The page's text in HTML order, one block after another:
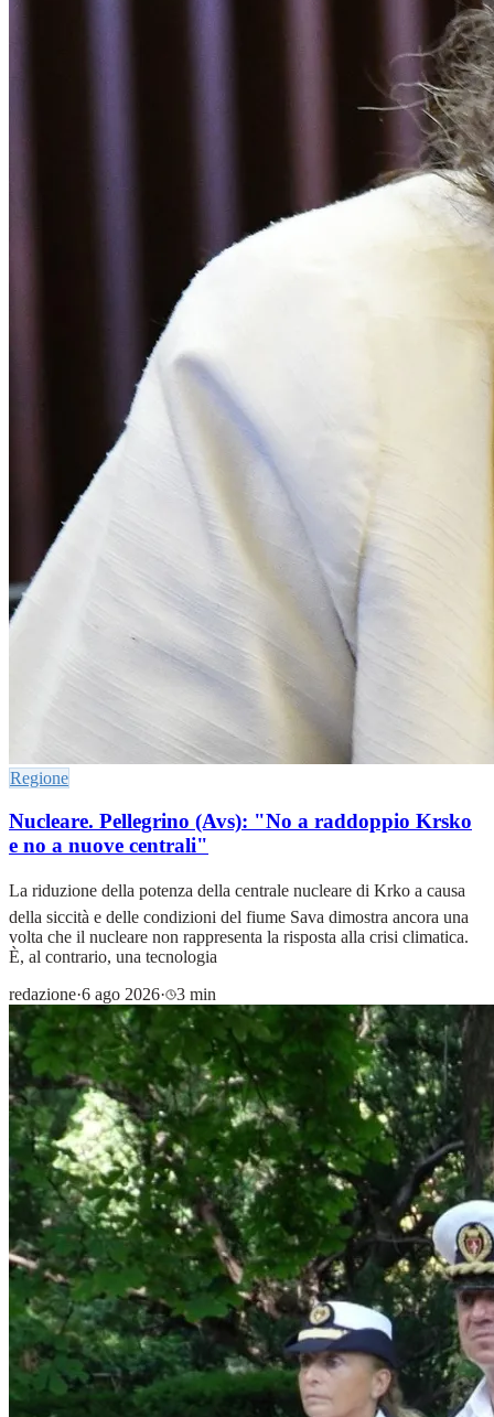
Regione
Nucleare. Pellegrino (Avs): "No a raddoppio Krsko
e no a nuove centrali"
La riduzione della potenza della centrale nucleare di Krko a causa
della siccità e delle condizioni del fiume Sava dimostra ancora una
volta che il nucleare non rappresenta la risposta alla crisi climatica.
È, al contrario, una tecnologia
redazione·6 ago 2026· 3 min